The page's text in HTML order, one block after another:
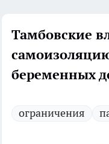
Тамбовские
беременных
ограничения